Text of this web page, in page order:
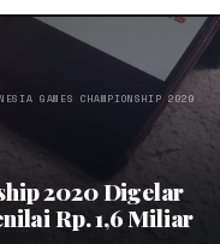
GAMES CHAMPIONSHIP 2020
2020 Digelar
Rp. 1,6 Miliar